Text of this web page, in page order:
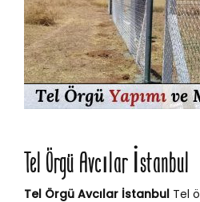
Tel Örgü Avcılar İstanbul
Tel Örgü Avcılar İstanbul Tel